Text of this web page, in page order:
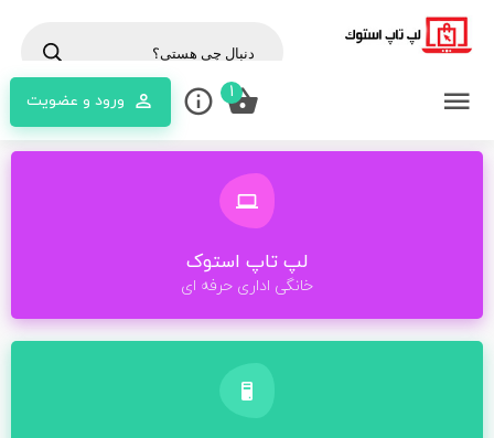
ورود و عضویت 1
لپ تاپ استوک
خانگی اداری حرفه ای